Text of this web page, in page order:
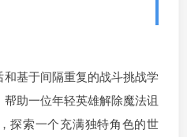
基于间隔重复的战斗挑战学
助一位年轻英雄解除魔法诅
探索一个充满独特角色的世